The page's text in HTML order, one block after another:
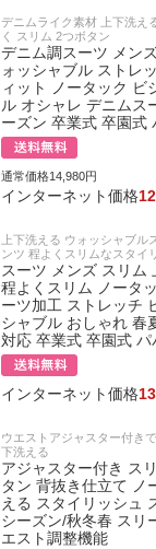
デニムライク素材 上下洗え
く スリム 2つボタン
デニム調スーツ メン
ォッシャブル ストレ
ィット ノータック ビ
ル オシャレ デニムス
ーズン 卒業式 卒園式
通常価格14,980円
インターネット価格
上下洗える ウォッシャブ
ンツ 程よくスリムなスタイ
スーツ メンズ スリム
程よくスリム ノータ
ーツ加工 ストレッチ
シャブル おしゃれ 春
対応 卒業式 卒園式
インターネット価格
ウエストアジャスター付き
下洗える
アジャスター付き ス
タン 背抜き仕立て ノ
える スタイリッシュ
シーズン/秋冬春 スリ
エスト調整機能